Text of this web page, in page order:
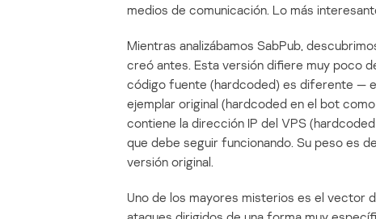
medios de comunicación. Lo más
Mientras analizábamos SabPub,
creó antes. Esta versión difiere muy poco
código fuente (hardcoded) es diferente —
ejemplar original (hardcoded en el bot como
contiene la dirección IP del VPS
que debe seguir funcionando. Su peso es
versión original.
Uno de los mayores misterios es el vector